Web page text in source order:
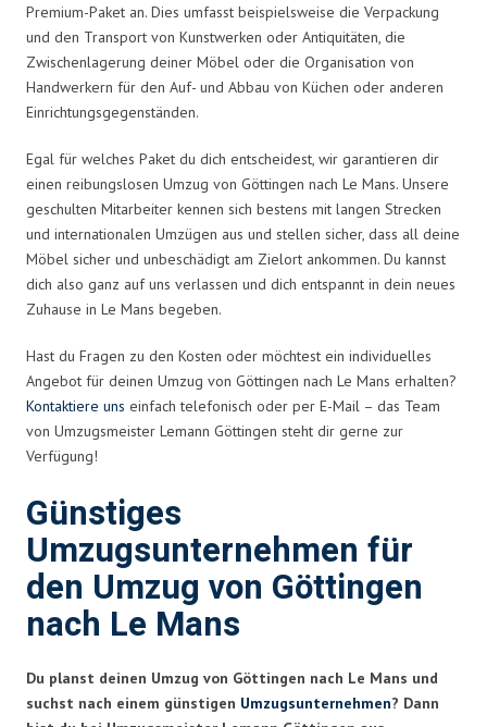
Premium-Paket an. Dies umfasst beispielsweise die Verpackung
und den Transport von Kunstwerken oder Antiquitäten, die
Zwischenlagerung deiner Möbel oder die Organisation von
Handwerkern für den Auf- und Abbau von Küchen oder anderen
Einrichtungsgegenständen.
Egal für welches Paket du dich entscheidest, wir garantieren dir
einen reibungslosen Umzug von Göttingen nach Le Mans. Unsere
geschulten Mitarbeiter kennen sich bestens mit langen Strecken
und internationalen Umzügen aus und stellen sicher, dass all deine
Möbel sicher und unbeschädigt am Zielort ankommen. Du kannst
dich also ganz auf uns verlassen und dich entspannt in dein neues
Zuhause in Le Mans begeben.
Hast du Fragen zu den Kosten oder möchtest ein individuelles
Angebot für deinen Umzug von Göttingen nach Le Mans erhalten?
Kontaktiere uns einfach telefonisch oder per E-Mail – das Team
von Umzugsmeister Lemann Göttingen steht dir gerne zur
Verfügung!
Günstiges
Umzugsunternehmen für
den Umzug von Göttingen
nach Le Mans
Du planst deinen Umzug von Göttingen nach Le Mans und
suchst nach einem günstigen Umzugsunternehmen? Dann